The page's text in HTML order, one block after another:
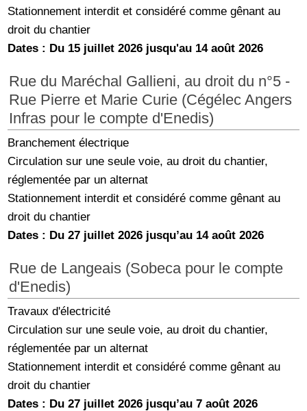
Stationnement interdit et considéré comme gênant au
droit du chantier
Dates : Du 15 juillet 2026 jusqu'au 14 août 2026
Rue du Maréchal Gallieni, au droit du n°5 -
Rue Pierre et Marie Curie (Cégélec Angers
Infras pour le compte d'Enedis)
Branchement électrique
Circulation sur une seule voie, au droit du chantier,
réglementée par un alternat
Stationnement interdit et considéré comme gênant au
droit du chantier
Dates : Du 27 juillet 2026 jusqu’au 14 août 2026
Rue de Langeais (Sobeca pour le compte
d'Enedis)
Travaux d'électricité
Circulation sur une seule voie, au droit du chantier,
réglementée par un alternat
Stationnement interdit et considéré comme gênant au
droit du chantier
Dates : Du 27 juillet 2026 jusqu’au 7 août 2026